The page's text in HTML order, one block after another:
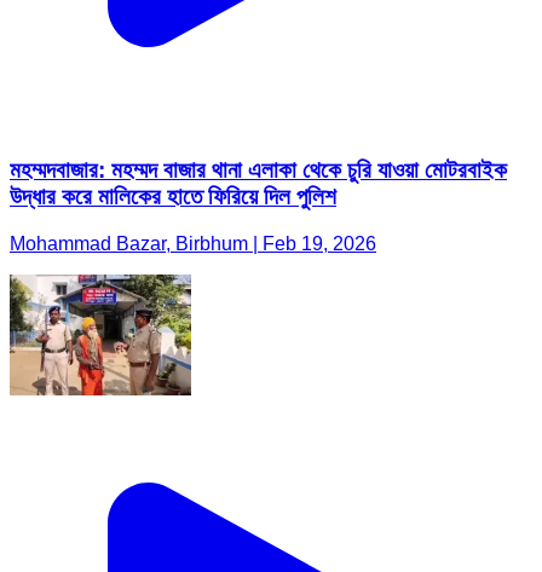
মহম্মদবাজার: মহম্মদ বাজার থানা এলাকা থেকে চুরি যাওয়া মোটরবাইক
উদ্ধার করে মালিকের হাতে ফিরিয়ে দিল পুলিশ
Mohammad Bazar, Birbhum | Feb 19, 2026